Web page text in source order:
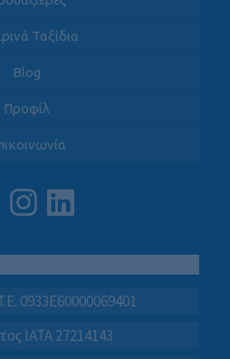
Ταξίδια
Blog
Προφίλ
0933E60000069401
IATA 27214143